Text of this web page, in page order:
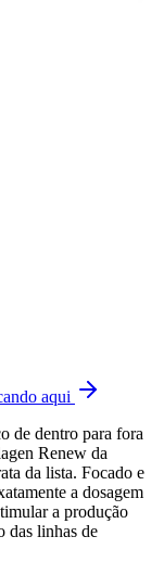
aqui
de dentro para fora
Renew da
da lista. Focado e
a dosagem
a produção
das linhas de